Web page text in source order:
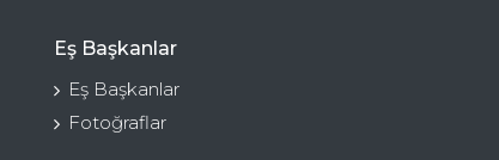
Eş Başkanlar
Eş Başkanlar
Fotoğraflar